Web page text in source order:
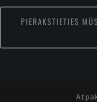
PIERAKSTIETIES